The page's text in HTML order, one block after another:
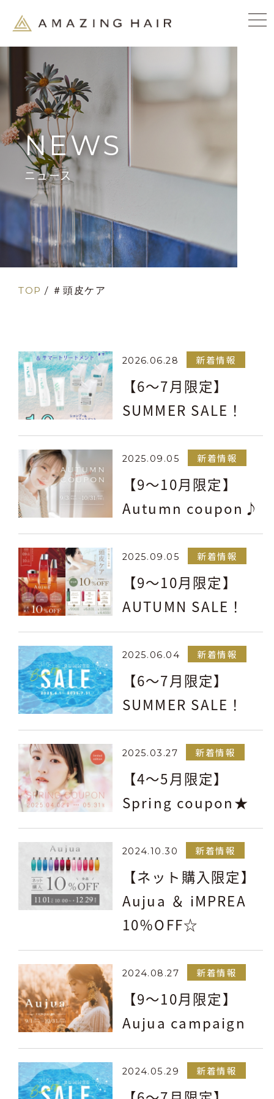
NEWS
ニュース
TOP / ＃頭皮ケア
2026.06.28 新着情報
【6～7月限定】
SUMMER SALE！
2025.09.05 新着情報
【9～10月限定】
Autumn coupon♪
2025.09.05 新着情報
【9～10月限定】
AUTUMN SALE！
2025.06.04 新着情報
【6～7月限定】
SUMMER SALE！
2025.03.27 新着情報
【4～5月限定】
Spring coupon★
2024.10.30 新着情報
【ネット購入限定】
Aujua ＆ iMPREA
10％OFF☆
2024.08.27 新着情報
【9～10月限定】
Aujua campaign
2024.05.29 新着情報